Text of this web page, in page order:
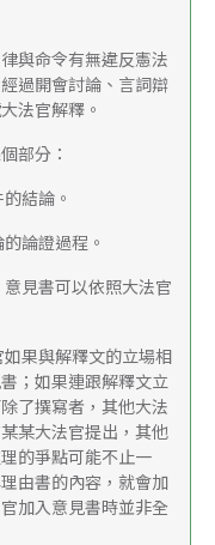
與命令有無違反憲法
過開會討論、言詞辯
法官解釋。
部分：
結論。
論證過程。
見書可以依照大法官
果與解釋文的立場相
；如果連跟解釋文立
了撰寫者，其他大法
某大法官提出，其他
的爭點可能不止一
由書的內容，就會加
加入意見書時並非全